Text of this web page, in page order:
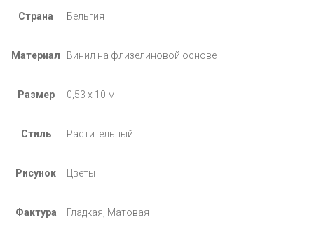
Страна Бельгия
Материал Винил на флизелиновой основе
Размер 0,53 х 10 м
Стиль Растительный
Рисунок Цветы
Фактура Гладкая, Матовая